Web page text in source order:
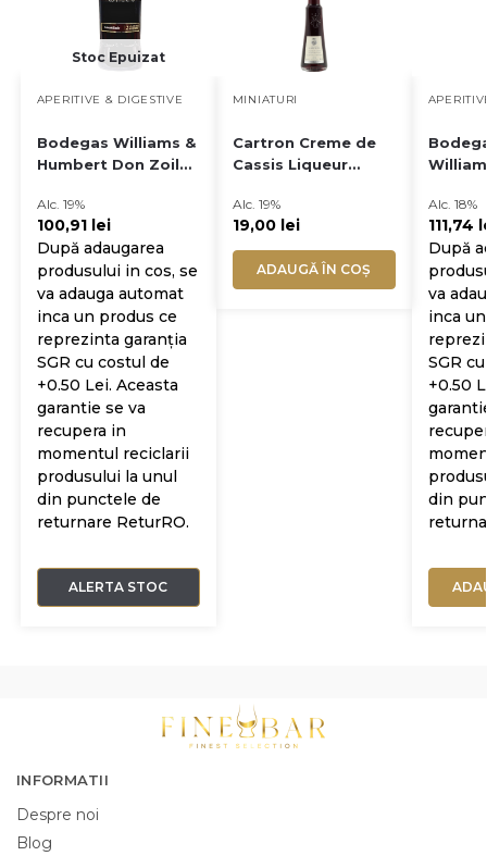
Stoc Epuizat
APERITIVE & DIGESTIVE
Bodegas Williams &
Humbert Don Zoilo
Sherry 0.75L
Alc. 19%
100,91 lei
După adaugarea
produsului in cos, se
va adauga automat
inca un produs ce
reprezinta garanția
SGR cu costul de
+0.50 Lei. Aceasta
garantie se va
recupera in
momentul reciclarii
produsului la unul
din punctele de
returnare ReturRO.
ALERTA STOC
MINIATURI
Cartron Creme de
Cassis Liqueur
Alc. 19%
19,00 lei
ADAUGĂ ÎN COȘ
Pedro
Sherry
Alc. 18%
111,74
După
va
inca
SGR
+0.50
din
INFORMATII
Despre noi
Blog